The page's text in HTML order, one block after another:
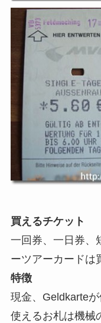
買えるチケット
一回券、一日券、
ーツアーカードは
特徴
現金、Geldkarteが
使えるお札は機械